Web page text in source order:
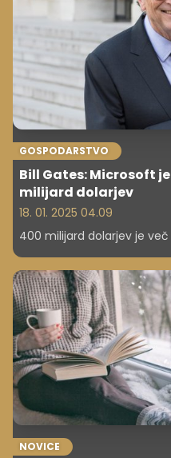
GOSPODARSTVO
Bill Gates: Microsoft
milijard dolarjev
18. 01. 2025 04.09
400 milijard dolarjev je
NOVICE